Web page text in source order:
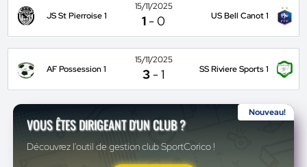
JS St Pierroise 1
15/11/2025
1 -0 US Bell Canot 1
AF Possession 1
15/11/2025
3 -1 SS Riviere Sports 1
Nouveau!
VOUS ÊTES DIRIGEANT D'UN CLUB ?
Découvrez l'outil de gestion club SportCorico !